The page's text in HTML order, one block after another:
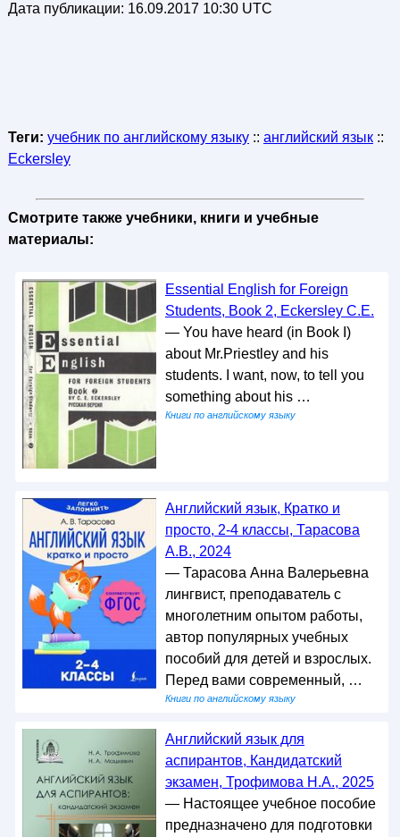
Дата публикации: 16.09.2017 10:30 UTC
Теги: учебник по английскому языку:: английский язык::
Eckersley
Смотрите также учебники, книги и учебные
материалы:
Essential English for Foreign
Students, Book 2, Eckersley C.E.
— You have heard (in Book I)
about Mr.Priestley and his
students. I want, now, to tell you
something about his …
Книги по английскому языку
Английский язык, Кратко и
просто, 2-4 классы, Тарасова
А.В., 2024
— Тарасова Анна Валерьевна
лингвист, преподаватель с
многолетним опытом работы,
автор популярных учебных
пособий для детей и взрослых.
Перед вами современный, …
Книги по английскому языку
Английский язык для
аспирантов, Кандидатский
экзамен, Трофимова Н.А., 2025
— Настоящее учебное пособие
предназначено для подготовки